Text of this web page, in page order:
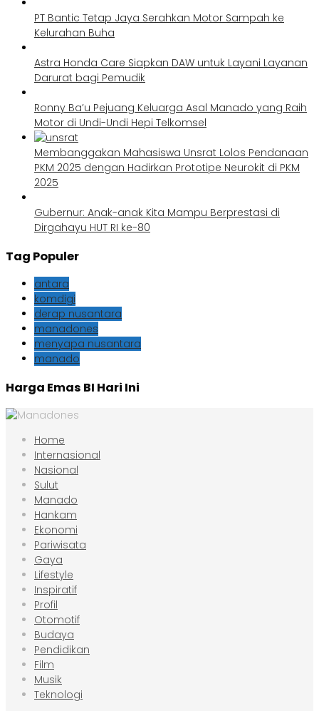
PT Bantic Tetap Jaya Serahkan Motor Sampah ke
Kelurahan Buha
Astra Honda Care Siapkan DAW untuk Layani Layanan
Darurat bagi Pemudik
Ronny Ba’u Pejuang Keluarga Asal Manado yang Raih
Motor di Undi-Undi Hepi Telkomsel
Membanggakan Mahasiswa Unsrat Lolos Pendanaan
PKM 2025 dengan Hadirkan Prototipe Neurokit di PKM
2025
Gubernur: Anak-anak Kita Mampu Berprestasi di
Dirgahayu HUT RI ke-80
Tag Populer
antara
komdigi
derap nusantara
manadones
menyapa nusantara
manado
Harga Emas BI Hari Ini
Home
Internasional
Nasional
Sulut
Manado
Hankam
Ekonomi
Pariwisata
Gaya
Lifestyle
Inspiratif
Profil
Otomotif
Budaya
Pendidikan
Film
Musik
Teknologi